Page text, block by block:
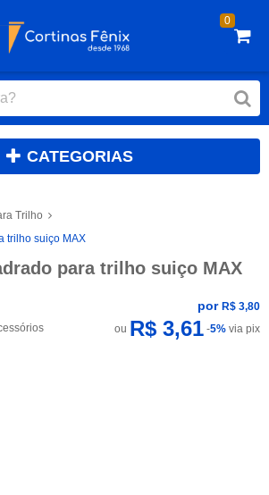
0
CATEGORIAS
Trilho
trilho suiço MAX
para trilho suiço MAX
por R$ 3,80
ou R$ 3,61 -5% via pix